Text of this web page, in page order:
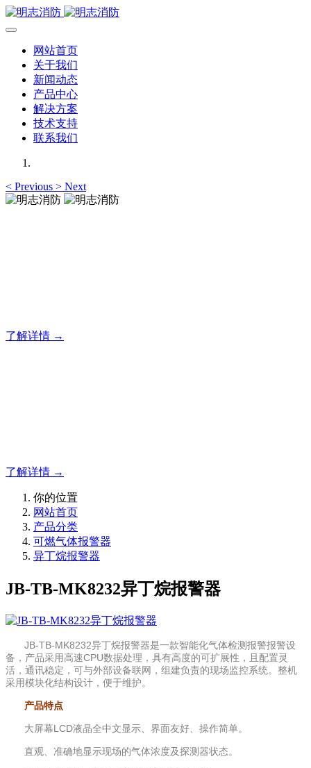
网站首页
关于我们
新闻动态
产品中心
解决方案
技术支持
联系我们
< Previous > Next
了解详情 →
了解详情 →
你的位置
网站首页
产品分类
可燃气体报警器
异丁烷报警器
JB-TB-MK8232异丁烷报警器
JB-TB-MK8232异丁烷报警器是一款智能化气体检测报警报警设
备，产品采用高速CPU数据处理，具有高度的可扩展性，且配置灵
活，通讯稳定，可与外部设备联网，组建负责的现场监控系统。整机
采用模块化结构设计，便于维护。
产品特点
大屏幕LCD液晶全中文显示、界面友好、操作简单。
直观、准确地显示现场的气体浓度及探测器状态。